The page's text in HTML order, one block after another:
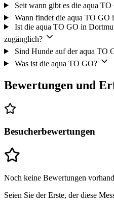
Seit wann gibt es die aqua TO
Wann findet die aqua TO GO
Ist die aqua TO GO in
zugänglich?
Sind Hunde auf der aqua TO
Was ist die aqua TO GO?
Bewertungen und
Besucherbewertungen
Noch keine Bewertungen
Seien Sie der Erste, der diese